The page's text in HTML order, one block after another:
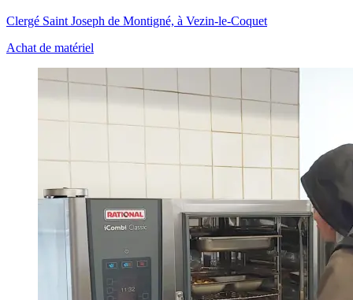
Clergé Saint Joseph de Montigné, à Vezin-le-Coquet
Achat de matériel